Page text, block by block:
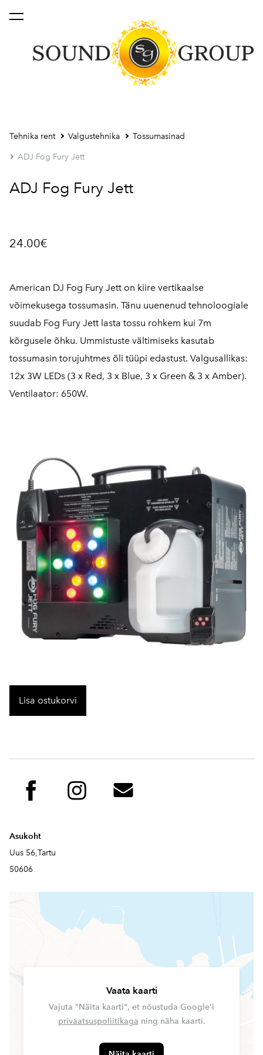
lisati ostukorvi. Vaata ostukorvi
Tehnika rent Valgustehnika Tossumasinad
ADJ Fog Fury Jett
Lisa ostukorvi
ADJ Fog Fury Jett
24.00€
American DJ Fog Fury Jett on kiire vertikaalse
võimekusega tossumasin. Tänu uuenenud tehnoloogiale
suudab Fog Fury Jett lasta tossu rohkem kui 7m
kõrgusele õhku. Ummistuste vältimiseks kasutab
tossumasin torujuhtmes õli tüüpi edastust. Valgusallikas:
12x 3W LEDs (3 x Red, 3 x Blue, 3 x Green & 3 x Amber).
Ventilaator: 650W.
Asukoht
Uus 56,Tartu
50606
Vaata kaarti
Vajuta "Näita kaarti", et nõustuda Google'i
privaatsuspoliitikaga ning näha kaarti.